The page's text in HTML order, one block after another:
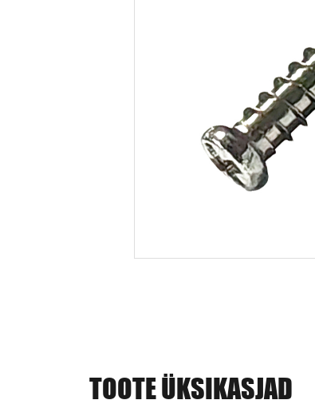
TOOTE ÜKSIKASJAD